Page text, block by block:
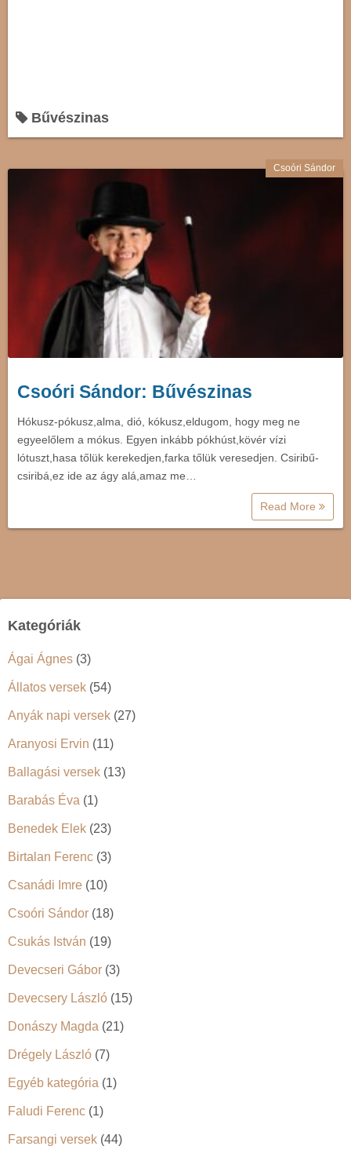
Bűvészinas
Csoóri Sándor
Csoóri Sándor: Bűvészinas
Hókusz-pókusz,alma, dió, kókusz,eldugom, hogy meg ne
egyeelőlem a mókus. Egyen inkább pókhúst,kövér vízi
lótuszt,hasa tőlük kerekedjen,farka tőlük veresedjen. Csiribű-
csiribá,ez ide az ágy alá,amaz me…
Read More
Kategóriák
Ágai Ágnes (3)
Állatos versek (54)
Anyák napi versek (27)
Aranyosi Ervin (11)
Ballagási versek (13)
Barabás Éva (1)
Benedek Elek (23)
Birtalan Ferenc (3)
Csanádi Imre (10)
Csoóri Sándor (18)
Csukás István (19)
Devecseri Gábor (3)
Devecsery László (15)
Donászy Magda (21)
Drégely László (7)
Egyéb kategória (1)
Faludi Ferenc (1)
Farsangi versek (44)